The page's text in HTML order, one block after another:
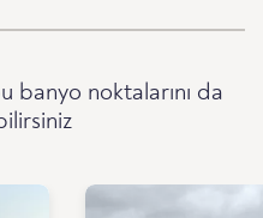
banyo noktalarını da